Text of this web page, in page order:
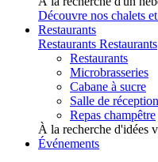
Découvre nos chalets
Restaurants
Restaurants Restaurants
Restaurants
Microbrasseries
Cabane à sucre
Salle de
Repas champêtre
À la recherche d'idées
Événements